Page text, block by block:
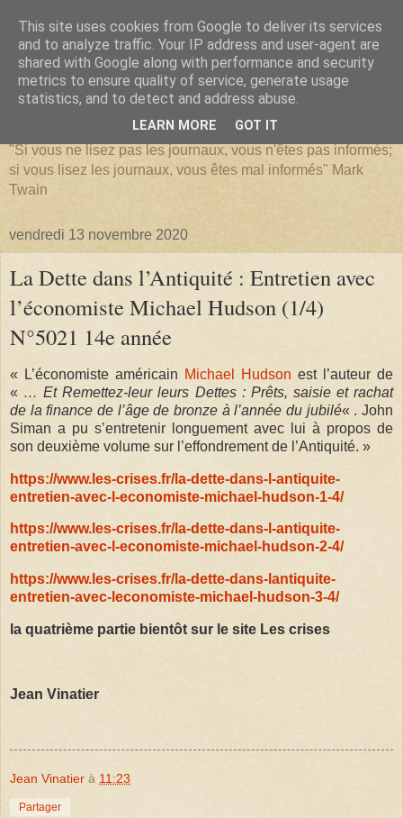
SERIATIM
"Si vous ne lisez pas les journaux, vous n'êtes pas informés;
si vous lisez les journaux, vous êtes mal informés" Mark
Twain
vendredi 13 novembre 2020
La Dette dans l’Antiquité : Entretien avec
l’économiste Michael Hudson (1/4)
N°5021 14e année
« L’économiste américain Michael Hudson est l’auteur de
« … Et Remettez-leur leurs Dettes : Prêts, saisie et rachat
de la finance de l’âge de bronze à l’année du jubilé« . John
Siman a pu s’entretenir longuement avec lui à propos de
son deuxième volume sur l’effondrement de l’Antiquité. »
https://www.les-crises.fr/la-dette-dans-l-antiquite-
entretien-avec-l-economiste-michael-hudson-1-4/
https://www.les-crises.fr/la-dette-dans-l-antiquite-
entretien-avec-l-economiste-michael-hudson-2-4/
https://www.les-crises.fr/la-dette-dans-lantiquite-
entretien-avec-leconomiste-michael-hudson-3-4/
la quatrième partie bientôt sur le site Les crises
Jean Vinatier
Jean Vinatier à 11:23
Partager
This site uses cookies from Google to deliver its services
and to analyze traffic. Your IP address and user-agent are
shared with Google along with performance and security
metrics to ensure quality of service, generate usage
statistics, and to detect and address abuse.
LEARN MORE GOT IT